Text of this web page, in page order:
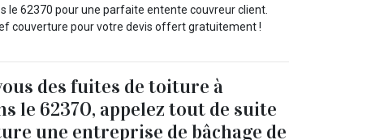
le 62370 pour une parfaite entente couvreur client.
couverture pour votre devis offert gratuitement !
des fuites de toiture à
le 62370, appelez tout de suite
une entreprise de bâchage de